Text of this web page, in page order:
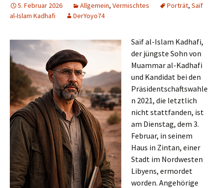
5. Februar 2026 Allgemein, Vermischtes Porträt, Saïf
al-Islam Kadhafi
DerYoyo74
Saïf al-Islam Kadhafi,
der jüngste Sohn von
Muammar al-Kadhafi
und Kandidat bei den
Präsidentschaftswahle
n 2021, die letztlich
nicht stattfanden, ist
am Dienstag, dem 3.
Februar, in seinem
Haus in Zintan, einer
Stadt im Nordwesten
Libyens, ermordet
worden. Angehörige